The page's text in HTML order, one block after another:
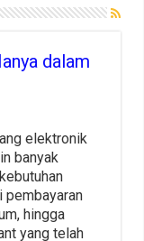
dalam
elektronik
banyak
pembayaran
hingga
yang telah